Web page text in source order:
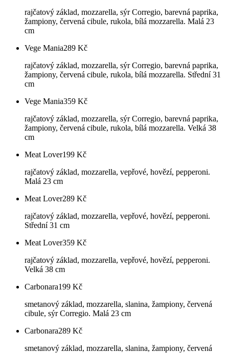
rajčatový základ, mozzarella, sýr Corregio, barevná paprika,
žampiony, červená cibule, rukola, bílá mozzarella. Malá 23
cm
Vege Mania289 Kč
rajčatový základ, mozzarella, sýr Corregio, barevná paprika,
žampiony, červená cibule, rukola, bílá mozzarella. Střední 31
cm
Vege Mania359 Kč
rajčatový základ, mozzarella, sýr Corregio, barevná paprika,
žampiony, červená cibule, rukola, bílá mozzarella. Velká 38
cm
Meat Lover199 Kč
rajčatový základ, mozzarella, vepřové, hovězí, pepperoni.
Malá 23 cm
Meat Lover289 Kč
rajčatový základ, mozzarella, vepřové, hovězí, pepperoni.
Střední 31 cm
Meat Lover359 Kč
rajčatový základ, mozzarella, vepřové, hovězí, pepperoni.
Velká 38 cm
Carbonara199 Kč
smetanový základ, mozzarella, slanina, žampiony, červená
cibule, sýr Corregio. Malá 23 cm
Carbonara289 Kč
smetanový základ, mozzarella, slanina, žampiony, červená